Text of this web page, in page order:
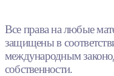
Все права на любые
защищены в
международным
собственности.